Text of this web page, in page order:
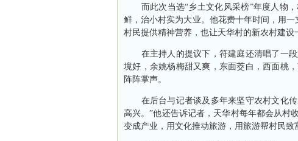
而此次当选“乡土文化风采榜”年度人物，
鲜，治小村实为大业。他花费十年时间，用
村民提供精神营养，也让天华村的新农村建设
在主持人的提议下，符建庭还清唱了一段
境好，余姚杨梅甜又爽，东面茭白，西面桃
阵阵掌声。
在后台与记者谈及多年来坚守农村文化传
高兴。”他还告诉记者，天华村每年都会从村
变成产业，用文化推动旅游，用旅游帮村民致